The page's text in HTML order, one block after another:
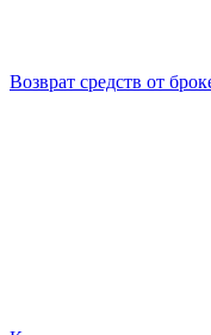
Возврат средств от